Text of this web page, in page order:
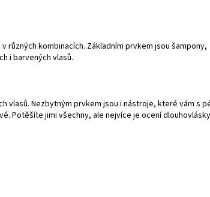
různých kombinacích. Základním prvkem jsou šampony,
i barvených vlasů.
vlasů. Nezbytným prvkem jsou i nástroje, které vám s
Potěšíte jimi všechny, ale nejvíce je ocení